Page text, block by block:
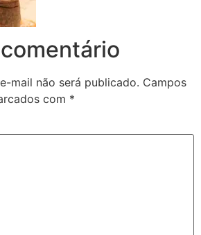
mail não será publicado. Campos
com *